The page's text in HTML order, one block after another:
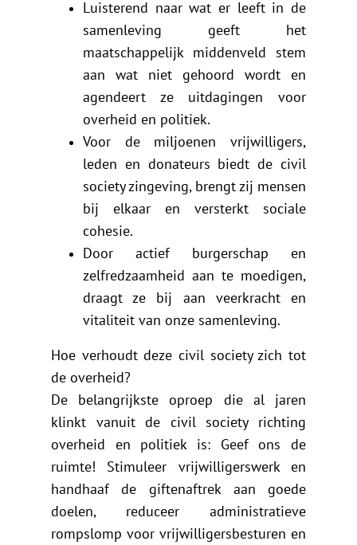
Luisterend naar wat er leeft in de
samenleving geeft het
maatschappelijk middenveld stem
aan wat niet gehoord wordt en
agendeert ze uitdagingen voor
overheid en politiek.
Voor de miljoenen vrijwilligers,
leden en donateurs biedt de civil
society zingeving, brengt zij mensen
bij elkaar en versterkt sociale
cohesie.
Door actief burgerschap en
zelfredzaamheid aan te moedigen,
draagt ze bij aan veerkracht en
vitaliteit van onze samenleving.
Hoe verhoudt deze civil society zich tot
de overheid?
De belangrijkste oproep die al jaren
klinkt vanuit de civil society richting
overheid en politiek is: Geef ons de
ruimte! Stimuleer vrijwilligerswerk en
handhaaf de giftenaftrek aan goede
doelen, reduceer administratieve
rompslomp voor vrijwilligersbesturen en